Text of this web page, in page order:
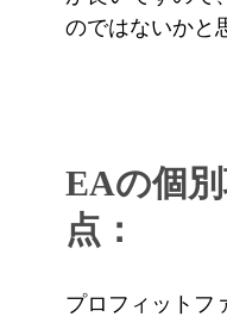
のではないかと
EAの個
点：
プロフィットフ